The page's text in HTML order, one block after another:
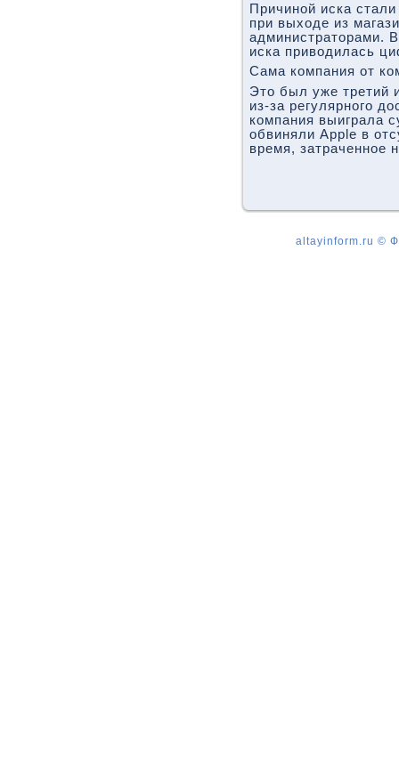
Причиной иска
при выходе из
администраторами.
иска приводилась
Сама компания от
Это был уже третий
из-за регулярного
компания выиграла
обвиняли Apple в
время, затраченное
altayinform.ru ©